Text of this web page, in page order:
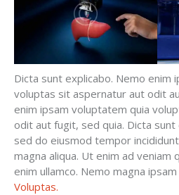
Dicta sunt explicabo. Nemo enim
voluptas sit aspernatur aut odit
enim ipsam voluptatem quia
odit aut fugit, sed quia. Dicta sunt
sed do eiusmod tempor
magna aliqua. Ut enim ad
enim ullamco. Nemo magna ipsam
Voluptas.